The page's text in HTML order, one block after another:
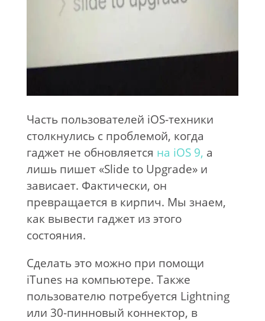
Часть пользователей iOS-техники
столкнулись с проблемой, когда
гаджет не обновляется на iOS 9, а
лишь пишет «Slide to Upgrade» и
зависает. Фактически, он
превращается в кирпич. Мы знаем,
как вывести гаджет из этого
состояния.
Сделать это можно при помощи
iTunes на компьютере. Также
пользователю потребуется Lightning
или 30-пинновый коннектор, в